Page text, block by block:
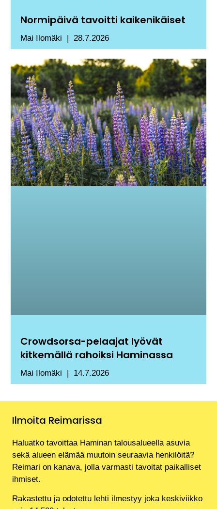
Normipäivä tavoitti kaikenikäiset
Mai Ilomäki 28.7.2026
Crowdsorsa-pelaajat lyövät
kitkemällä rahoiksi Haminassa
Mai Ilomäki 14.7.2026
Ilmoita Reimarissa
Haluatko tavoittaa Haminan talousalueella asuvia
sekä alueen elämää muutoin seuraavia henkilöitä?
Reimari on kanava, jolla varmasti tavoitat paikalliset
ihmiset.
Rakastettu ja odotettu lehti ilmestyy joka keskiviikko